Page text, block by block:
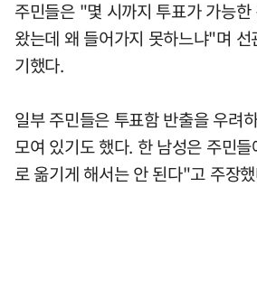
주민들은 "몇 시까지 투표가 가능
왔는데 왜 들어가지 못하느냐"며
기했다.
일부 주민들은 투표함 반출을 우려
모여 있기도 했다. 한 남성은 주민
로 옮기게 해서는 안 된다"고 주장